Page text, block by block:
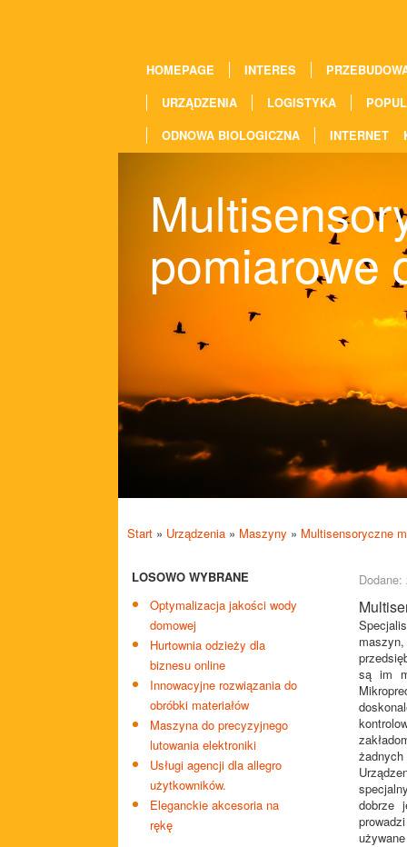
HOMEPAGE INTERES
URZĄDZENIA
LOGISTYKA
ODNOWA BIOLOGICZNA
INTERNET
pomiarowe
Start » Urządzenia » Maszyny » Multisensoryczne
LOSOWO WYBRANE
Optymalizacja jakości wody
domowej
Hurtownia odzieży dla
biznesu online
Innowacyjne rozwiązania do
obróbki materiałów
Maszyna do precyzyjnego
lutowania elektroniki
Usługi agencji dla allegro
użytkowników.
Eleganckie akcesoria na
rękę
Dodane:
są im
dobrze